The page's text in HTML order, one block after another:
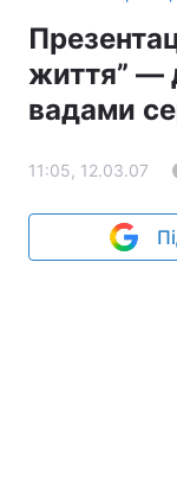
життя” —
вадами
11:05, 12.03.07